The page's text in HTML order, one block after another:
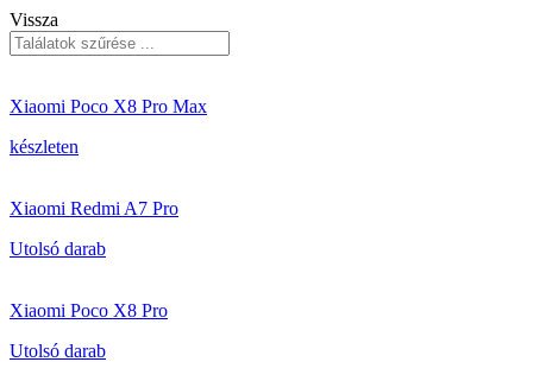
Vissza
Xiaomi Poco X8 Pro Max
készleten
Xiaomi Redmi A7 Pro
Utolsó darab
Xiaomi Poco X8 Pro
Utolsó darab